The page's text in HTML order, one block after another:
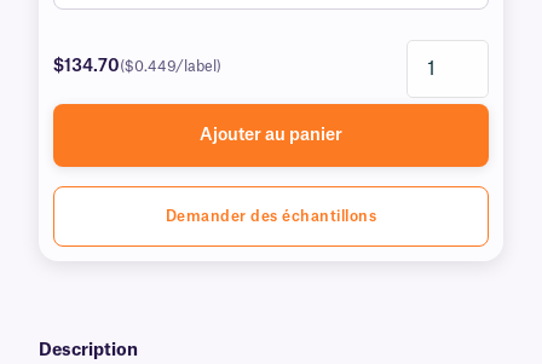
$134.70($0.449/label)
Ajouter au panier
Demander des échantillons
Description